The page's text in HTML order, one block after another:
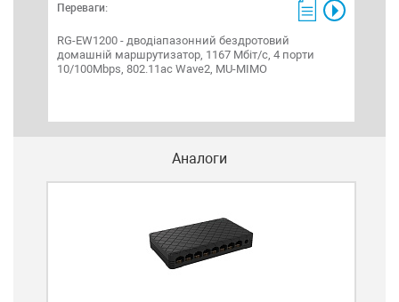
Переваги:
RG-EW1200 - дводіапазонний бездротовий
домашній маршрутизатор, 1167 Мбіт/с, 4 порти
10/100Mbps, 802.11ac Wave2, MU-MIMO
Аналоги